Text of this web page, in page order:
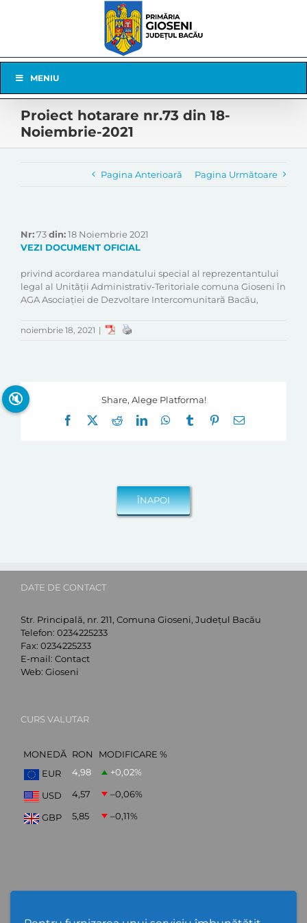
Navigation
MENIU
Proiect hotarare nr.73 din 18-
Noiembrie-2021
Pagina Anterioară Pagina Următoare
Nr:73din:18 Noiembrie 2021
VEZI DOCUMENT OFICIAL
privind acordarea mandatului special al reprezentantului
legal al Unității Administrativ-Teritoriale comuna Gioseni în
AGA Asociației de Dezvoltare Intercomunitară Bacău,
noiembrie 18, 2021 |
Share, Alege Platforma!
Facebook
RedditLinkedInWhatsApp
Tumblr Pinterest
E-
DATE DE CONTACT
Str. Principală, nr. 211, Comuna Gioseni, Județul Bacău
Telefon: 0234225233
Fax: 0234225233
E-mail: Contact
Web: Gioseni
CURS VALUTAR
MONEDĂ RON
MODIFICARE %
EUR
4,98 +0,02%
USD 4,57 –0,06%
GBP 5,85 –0,11%
🔇